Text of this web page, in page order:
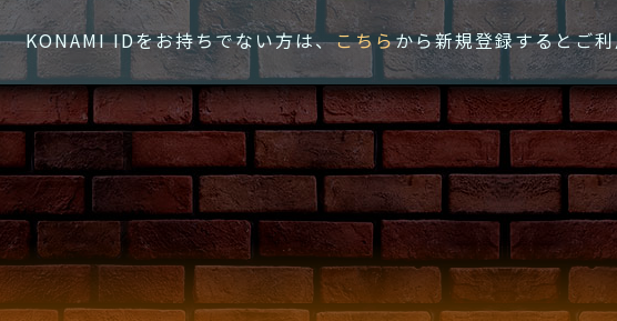
KONAMI IDをお持ちでない方は、こちらから新規登録するとご